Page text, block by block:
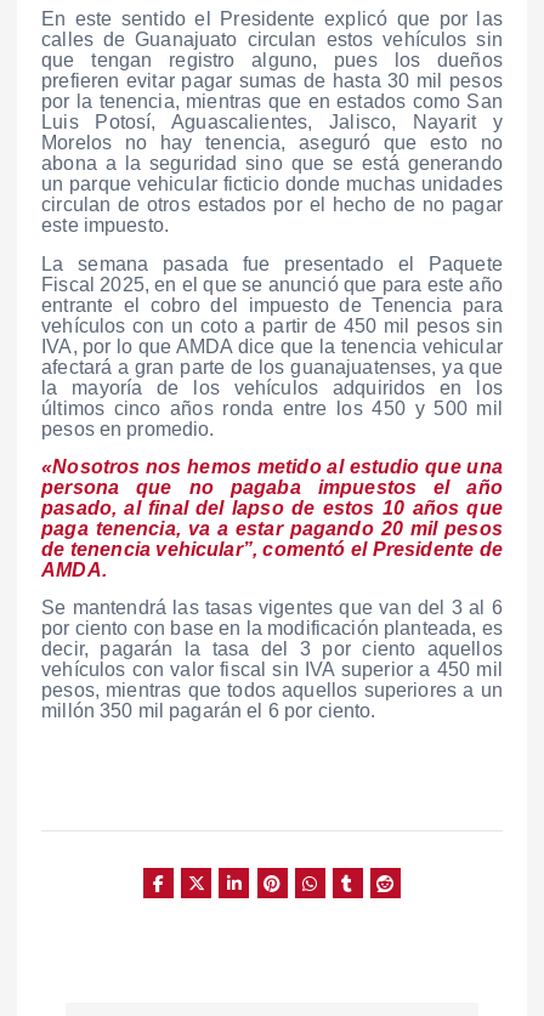
En este sentido el Presidente explicó que por las
calles de Guanajuato circulan estos vehículos sin
que tengan registro alguno, pues los dueños
prefieren evitar pagar sumas de hasta 30 mil pesos
por la tenencia, mientras que en estados como San
Luis Potosí, Aguascalientes, Jalisco, Nayarit y
Morelos no hay tenencia, aseguró que esto no
abona a la seguridad sino que se está generando
un parque vehicular ficticio donde muchas unidades
circulan de otros estados por el hecho de no pagar
este impuesto.
La semana pasada fue presentado el Paquete
Fiscal 2025, en el que se anunció que para este año
entrante el cobro del impuesto de Tenencia para
vehículos con un coto a partir de 450 mil pesos sin
IVA, por lo que AMDA dice que la tenencia vehicular
afectará a gran parte de los guanajuatenses, ya que
la mayoría de los vehículos adquiridos en los
últimos cinco años ronda entre los 450 y 500 mil
pesos en promedio.
«Nosotros nos hemos metido al estudio que una
persona que no pagaba impuestos el año
pasado, al final del lapso de estos 10 años que
paga tenencia, va a estar pagando 20 mil pesos
de tenencia vehicular”, comentó el Presidente de
AMDA.
Se mantendrá las tasas vigentes que van del 3 al 6
por ciento con base en la modificación planteada, es
decir, pagarán la tasa del 3 por ciento aquellos
vehículos con valor fiscal sin IVA superior a 450 mil
pesos, mientras que todos aquellos superiores a un
millón 350 mil pagarán el 6 por ciento.